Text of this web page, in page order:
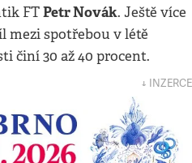
FTPetr Novák. Ještě více
mezi spotřebou v létě
činí 30 až 40 procent.
↓ INZERCE